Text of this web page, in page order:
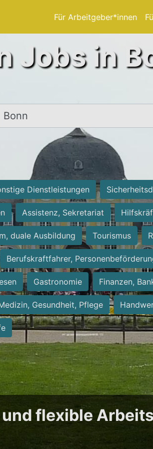
Für Arbeitgeber*innen
Jobs in
Ort, Stadt
Dienstleistungen
Assistenz, Sekretariat
duale Ausbildung Tourismus
Berufskraftfahrer,
Gastronomie Finanzen,
Gesundheit, Pflege
flexible